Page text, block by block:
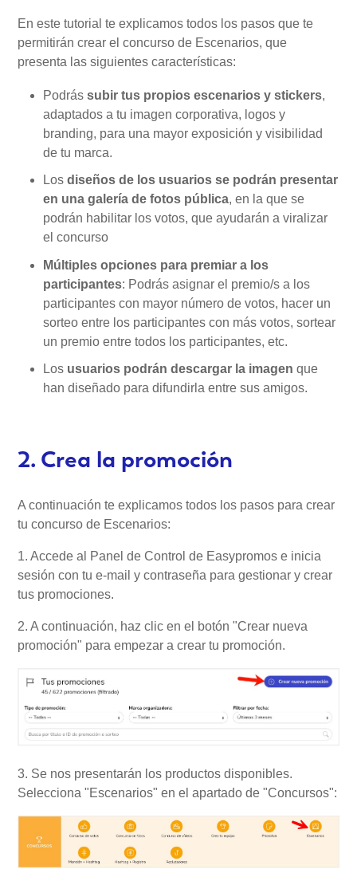
En este tutorial te explicamos todos los pasos que te
permitirán crear el concurso de Escenarios, que
presenta las siguientes características:
Podrássubir tus propios escenarios y stickers,
adaptados a tu imagen corporativa, logos y
branding, para una mayor exposición y visibilidad
de tu marca.
Losdiseños de los usuarios se podrán presentar
en una galería de fotos pública, en la que se
podrán habilitar los votos, que ayudarán a viralizar
el concurso
Múltiples opciones para premiar a los
participantes: Podrás asignar el premio/s a los
participantes con mayor número de votos, hacer un
sorteo entre los participantes con más votos, sortear
un premio entre todos los participantes, etc.
Los usuarios podrán descargar la imagen que
han diseñado para difundirla entre sus amigos.
2. Crea la promoción
A continuación te explicamos todos los pasos para crear
tu concurso de Escenarios:
1. Accede al Panel de Control de Easypromos e inicia
sesión con tu e-mail y contraseña para gestionar y crear
tus promociones.
2. A continuación, haz clic en el botón "Crear nueva
promoción" para empezar a crear tu promoción.
3. Se nos presentarán los productos disponibles.
Selecciona "Escenarios" en el apartado de "Concursos":